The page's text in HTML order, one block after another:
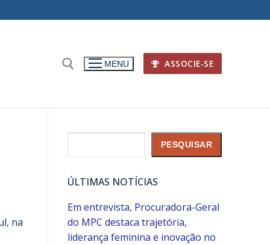
MENU ASSOCIE-SE
na
PESQUISAR
ÚLTIMAS NOTÍCIAS
Em entrevista, Procuradora-Geral
do MPC destaca trajetória,
liderança feminina e inovação no